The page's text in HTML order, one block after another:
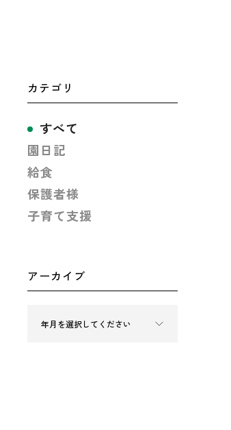
カテゴリ
すべて
園日記
給食
保護者様
子育て支援
アーカイブ